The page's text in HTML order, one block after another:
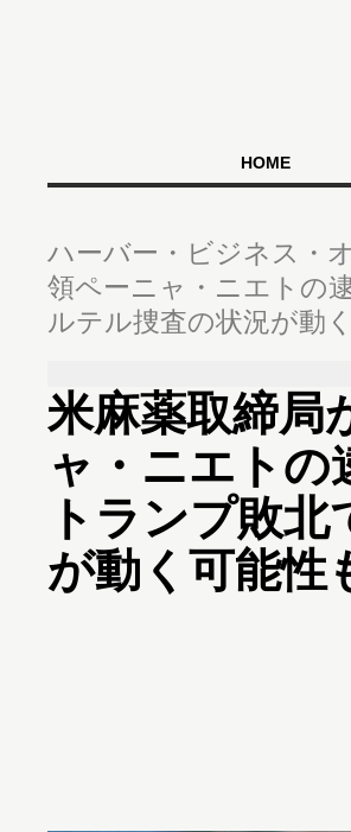
HOME
ハーバー・ビジネス・
領ペーニャ・ニエトの
ルテル捜査の状況が動
米麻薬取締局
ャ・ニエト
トランプ敗
が動く可能性